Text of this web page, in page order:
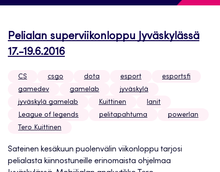
Pelialan superviikonloppu Jyväskylässä
17.-19.6.2016
CS csgo dota esport
esportsfi
gamedev
gamelab
jyväskylä
jyväskylä gamelab
Kuittinen
lanit
League of legends
pelitapahtuma
powerlan
Tero Kuittinen
Sateinen kesäkuun puolenvälin viikonloppu tarjosi
pelialasta kiinnostuneille erinomaista ohjelmaa